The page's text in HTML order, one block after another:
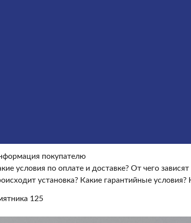
покупателю
условия по оплате и доставке?От чего
установка? Какие гарантийные условия?
125